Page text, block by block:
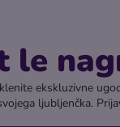
le
ekskluzivne
ljubljenčka.